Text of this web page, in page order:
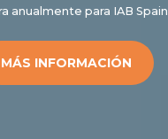
anualmente para IAB Spain
MÁS INFORMACIÓN